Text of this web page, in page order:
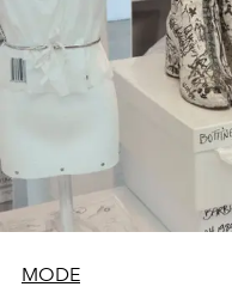
MODE